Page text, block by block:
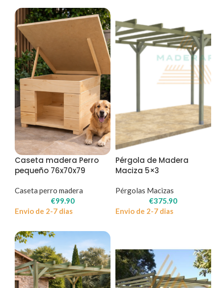
Caseta madera Perro
pequeño 76x70x79
Caseta perro madera
€99.90
Envio de 2-7 dias
Pérgola de Madera
Maciza 5×3
Pérgolas Macizas
€375.90
Envio de 2-7 dias